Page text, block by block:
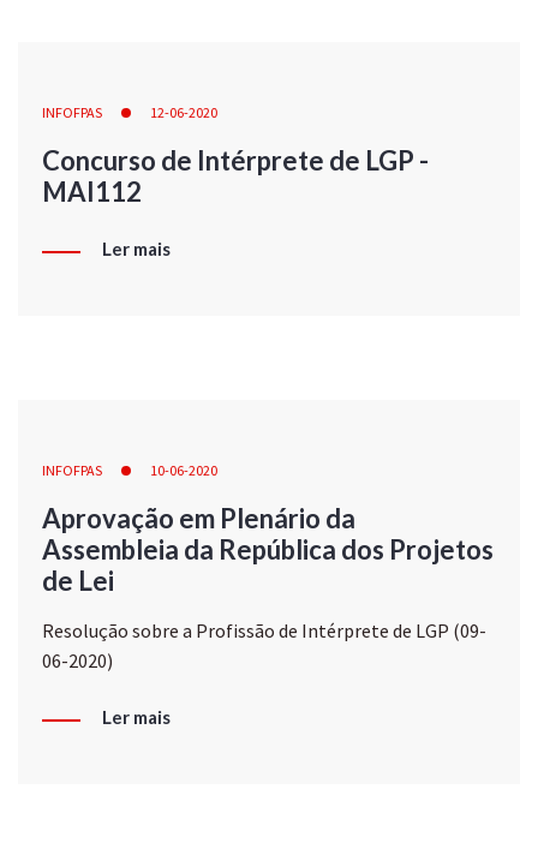
INFOFPAS 12-06-2020
Concurso de Intérprete de LGP -
MAI112
Ler mais
INFOFPAS 10-06-2020
Aprovação em Plenário da
Assembleia da República dos Projetos
de Lei
Resolução sobre a Profissão de Intérprete de LGP (09-
06-2020)
Ler mais